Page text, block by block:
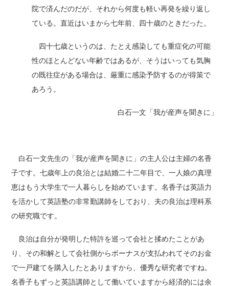
院で済んだのだが、それから何度も軽い再発を繰り返し
ている。直近はいまから七年前、四十歳のときだった。
四十七歳というのは、たとえ感染しても重症化の可能
性のほとんどない年齢ではあるが、そうはいっても気胸
の既往症がある場合は、厳重に感染予防するのが得策で
あろう。
白石一文「我が産声を聞きに」
白石一文先生の「我が産声を聞きに」の主人公は主婦の名香
子です。七歳年上の良治とは結婚二十二年目で、一人娘の真理
恵はもう大学生で一人暮らしを始めています。名香子は英語力
を活かして英語塾の非常勤講師をしており、夫の良治は理科系
の研究職です。
良治は自分が発明した特許を巡って会社と揉めたことがあ
り、その和解として会社側からボーナスが支払われてそのお金
で一戸建てを購入したとありますから、優秀な研究者ですね。
名香子もずっと英語講師として働いていますから経済的には余